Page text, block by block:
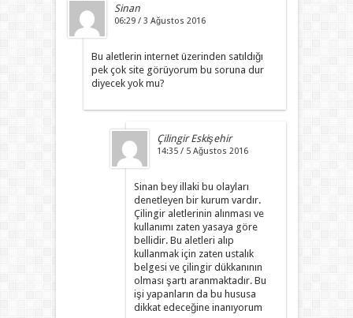
Sinan
06:29 / 3 Ağustos 2016
Bu aletlerin internet üzerinden satıldığı
pek çok site görüyorum bu soruna dur
diyecek yok mu?
Çilingir Eskişehir
14:35 / 5 Ağustos 2016
Sinan bey illaki bu olayları
denetleyen bir kurum vardır.
Çilingir aletlerinin alınması ve
kullanımı zaten yasaya göre
bellidir. Bu aletleri alıp
kullanmak için zaten ustalık
belgesi ve çilingir dükkanının
olması şartı aranmaktadır. Bu
işi yapanların da bu hususa
dikkat edeceğine inanıyorum